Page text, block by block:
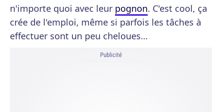
n'importe quoi avec leur pognon. C'est cool, ça
crée de l'emploi, même si parfois les tâches à
effectuer sont un peu cheloues…
Publicité